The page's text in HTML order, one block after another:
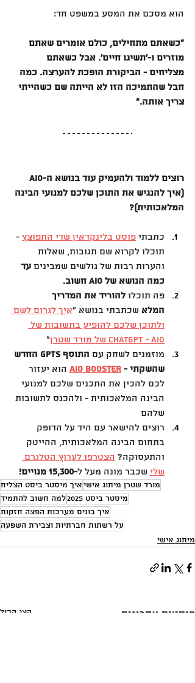
הוא מסכם את המסע במשפט חד:
״כשאתם מתחילים, כולם אומרים שאתם
מוזרים ו-׳תשיגו חיים׳. אבל כשאתם
מצליחים - הביקורת הופכת להערצה. כמה
חבל שהתמיכה הזו לא הייתה שם כשהייתי
צריך אותה.״
(איך להנגיש את התוכן שלכם למנועי הבינה
המלאכותית)?
כתבתי פוסט בלינקדאין שדי התפוצץ -
תוכלו לקרוא שם תגובות, שאלות
והערות רבות של גולשים שמבינים עד
כמה הנושא של AIO חשוב.
פה תוכלו להוריד את המדריך
המלא שכתבתי בנושא ״איך לגרום לשם
ולתוכן שלכם להופיע בתשובות של
ChatGPT - AIO של מורד שטרן
״
מוזמנים לשחק עם
התוסף GPTs החדש
שהשקתי - AIO Booster הוא יעזור
לכם להכין את התכנים שלכם למנועי
הבינה המלאכותית - ולהכנס לתשובות
שלהם
רוצים להישאר עם היד על הדופק
בתחום הבינה המלאכותית, ההייטק
והתעסוקה? הצטרפו לערוץ הטלגרם
שלי שכבר מונה מעל ל-15,300 מנויים!
מורד שטרן מיתוג אישיאיך מיסטר ביסט הצליח
מיסטר ביסט 2025
למה חשוב להתמיד
איך בונים מערכות הפצה חזקות
על רשתות חברתיות וצבירת השפעה
מיתוג אישי
פוסטים אחרונים הצג הכול